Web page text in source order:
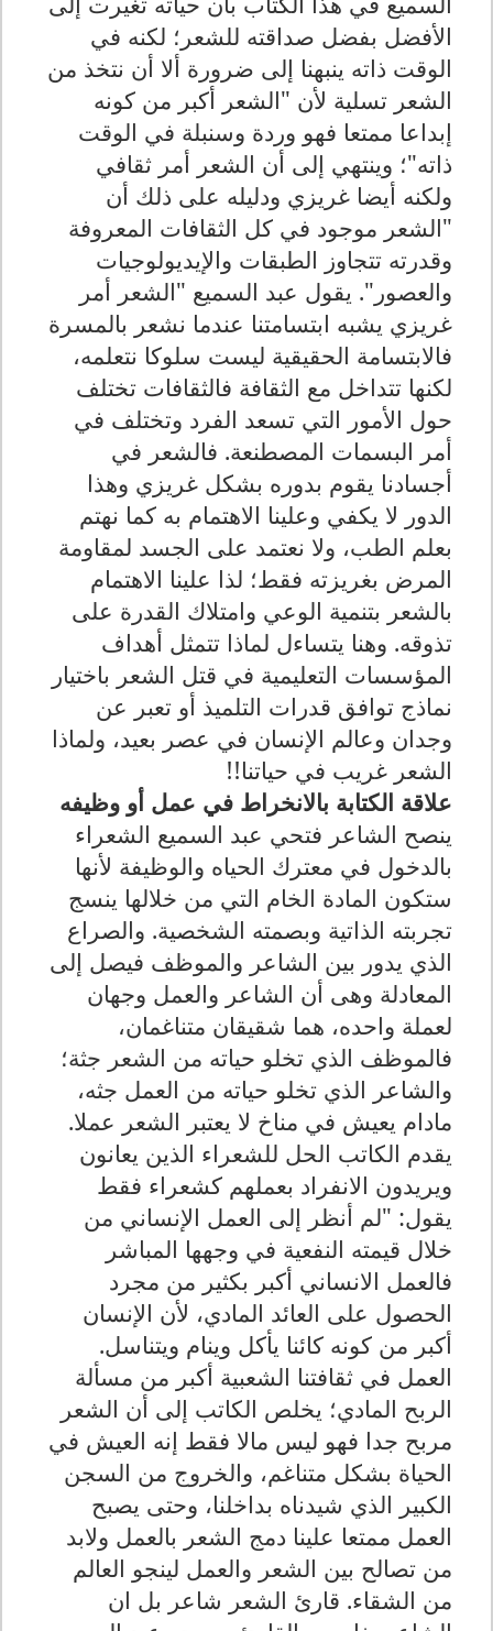
الأفضل بفضل صداقته للشعر؛ لكنه في
الوقت ذاته ينبهنا إلى ضرورة ألا أن نتخذ من
الشعر تسلية لأن "الشعر أكبر من كونه
إبداعا ممتعا فهو وردة وسنبلة في الوقت
ذاته"؛ وينتهي إلى أن الشعر أمر ثقافي
ولكنه أيضا غريزي ودليله على ذلك أن
"الشعر موجود في كل الثقافات المعروفة
وقدرته تتجاوز الطبقات والإيديولوجيات
والعصور". يقول عبد السميع "الشعر أمر
غريزي يشبه ابتسامتنا عندما نشعر بالمسرة
فالابتسامة الحقيقية ليست سلوكا نتعلمه،
لكنها تتداخل مع الثقافة فالثقافات تختلف
حول الأمور التي تسعد الفرد وتختلف في
أمر البسمات المصطنعة. فالشعر في
أجسادنا يقوم بدوره بشكل غريزي وهذا
الدور لا يكفي وعلينا الاهتمام به كما نهتم
بعلم الطب، ولا نعتمد على الجسد لمقاومة
المرض بغريزته فقط؛ لذا علينا الاهتمام
بالشعر بتنمية الوعي وامتلاك القدرة على
تذوقه. وهنا يتساءل لماذا تتمثل أهداف
المؤسسات التعليمية في قتل الشعر باختيار
نماذج توافق قدرات التلميذ أو تعبر عن
وجدان وعالم الإنسان في عصر بعيد، ولماذا
الشعر غريب في حياتنا!!
علاقة الكتابة بالانخراط في عمل أو وظيفه
ينصح الشاعر فتحي عبد السميع الشعراء
بالدخول في معترك الحياه والوظيفة لأنها
ستكون المادة الخام التي من خلالها ينسج
تجربته الذاتية وبصمته الشخصية. والصراع
الذي يدور بين الشاعر والموظف فيصل إلى
المعادلة وهى أن الشاعر والعمل وجهان
لعملة واحده، هما شقيقان متناغمان،
فالموظف الذي تخلو حياته من الشعر جثة؛
والشاعر الذي تخلو حياته من العمل جثه،
مادام يعيش في مناخ لا يعتبر الشعر عملا.
يقدم الكاتب الحل للشعراء الذين يعانون
ويريدون الانفراد بعملهم كشعراء فقط
يقول: "لم أنظر إلى العمل الإنساني من
خلال قيمته النفعية في وجهها المباشر
فالعمل الانساني أكبر بكثير من مجرد
الحصول على العائد المادي، لأن الإنسان
أكبر من كونه كائنا يأكل وينام ويتناسل.
العمل في ثقافتنا الشعبية أكبر من مسألة
الربح المادي؛ يخلص الكاتب إلى أن الشعر
مربح جدا فهو ليس مالا فقط إنه العيش في
الحياة بشكل متناغم، والخروج من السجن
الكبير الذي شيدناه بداخلنا، وحتى يصبح
العمل ممتعا علينا دمج الشعر بالعمل ولابد
من تصالح بين الشعر والعمل لينجو العالم
من الشقاء. قارئ الشعر شاعر بل ان